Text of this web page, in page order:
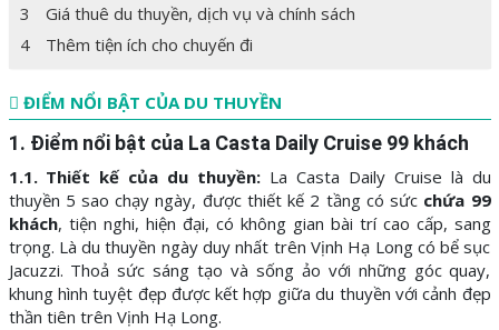
3
Giá thuê du thuyền, dịch vụ và chính sách
4
Thêm tiện ích cho chuyến đi
ĐIỂM NỔI BẬT CỦA DU THUYỀN
1. Điểm nổi bật của La Casta Daily Cruise 99 khách
1.1. Thiết kế của du thuyền: La Casta Daily Cruise là du
thuyền 5 sao chạy ngày, được thiết kế 2 tầng có sức chứa 99
khách, tiện nghi, hiện đại, có không gian bài trí cao cấp, sang
trọng. Là du thuyền ngày duy nhất trên Vịnh Hạ Long có bể sục
Jacuzzi. Thoả sức sáng tạo và sống ảo với những góc quay,
khung hình tuyệt đẹp được kết hợp giữa du thuyền với cảnh đẹp
thần tiên trên Vịnh Hạ Long.